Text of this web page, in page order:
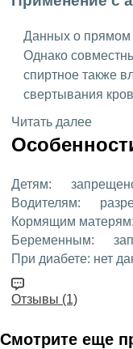
Данных о прямом
Однако
спиртное также
свертывания
Читать далее
Детям:
Водителям:
Кормящим матерям:
Беременным:
При диабете: нет
Отзывы (1)
Смотрите еще